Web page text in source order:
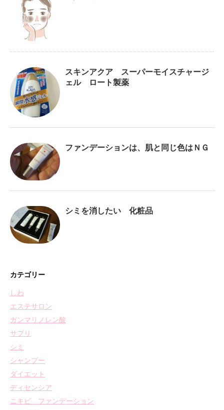
スキンアクア スーパーモイスチャージ
ェル ロート製薬
ファンデーションは、肌と同じ色はＮＧ
シミを消したい 化粧品
カテゴリー
しわ
エステサロン
ガンマリノレン酸
サプリ
シミ
シャンプー
ダイエット
ディセンシア
ニキビ ファンデーション